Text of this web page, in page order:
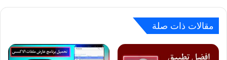
مقالات ذات صلة